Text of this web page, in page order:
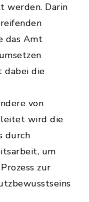
werden. Darin
das Amt
dabei die
von
wird die
durch
um
zur